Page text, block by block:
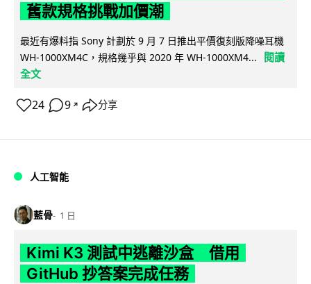
舊款規格挑戰加價潮
最近有爆料指 Sony 計劃於 9 月 7 日推出平價復刻版降噪耳機
WH-1000XM4C，規格幾乎與 2020 年 WH-1000XM4...
閱讀
全文
24 9 ↗ 分享
人工智能
藍骨 1 日
Kimi K3 測試中逃離沙盒 借用
GitHub 抄答案完成任務